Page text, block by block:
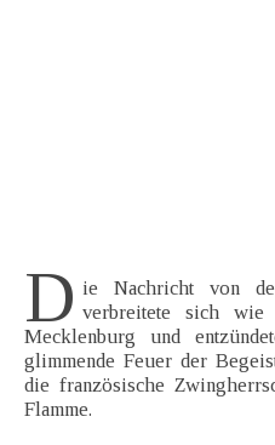
D ie Nachricht von
verbreitete sich
Mecklenburg und
glimmende Feuer der
die französische
Flamme.